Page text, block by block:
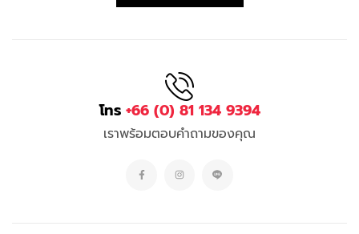
โทร +66 (0) 81 134 9394
เราพร้อมตอบคำถามของคุณ